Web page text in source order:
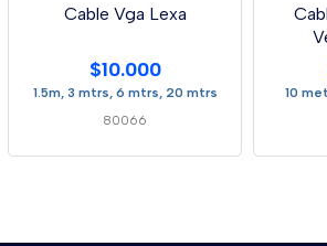
Cable Vga Lexa
$10.000
1.5m, 3 mtrs, 6 mtrs, 20 mtrs
80066
10